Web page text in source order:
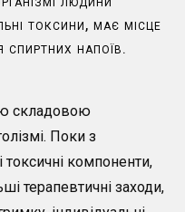
токсини, має місце
напоїв.
складовою
Поки з
токсичні компоненти,
терапевтичні заходи,